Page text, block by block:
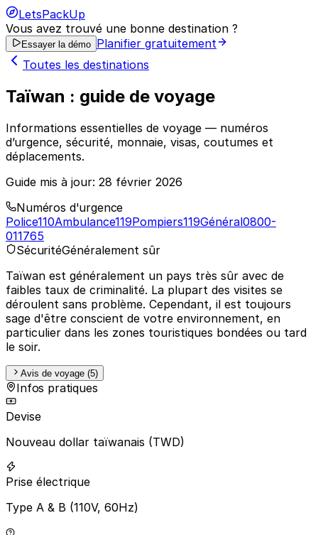
LetsPackUp
Vous avez trouvé une bonne destination ?
Essayer la démo Planifier gratuitement
Toutes les destinations
Taïwan : guide de voyage
Informations essentielles de voyage — numéros
d’urgence, sécurité, monnaie, visas, coutumes et
déplacements.
Guide mis à jour: 28 février 2026
Numéros d'urgence
Police110Ambulance119Pompiers119Général0800-
011765
SécuritéGénéralement sûr
Taïwan est généralement un pays très sûr avec de
faibles taux de criminalité. La plupart des visites se
déroulent sans problème. Cependant, il est toujours
sage d'être conscient de votre environnement, en
particulier dans les zones touristiques bondées ou tard
le soir.
Avis de voyage (5)
Infos pratiques
Devise
Nouveau dollar taïwanais (TWD)
Prise électrique
Type A & B (110V, 60Hz)